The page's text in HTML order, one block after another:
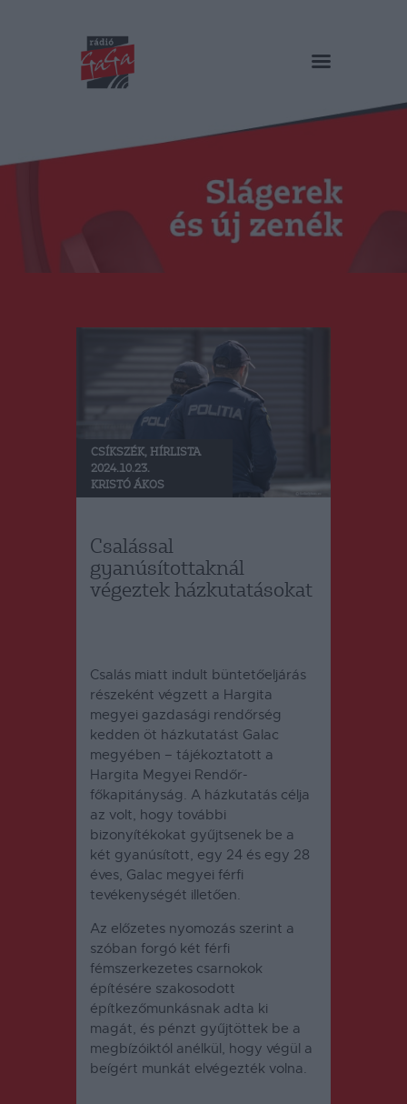
RÁDIÓ GAGA
Műsorok
Duma Duba
Podcast és videók
Stáb
CSÍKSZÉK, HÍRLISTA
2024.10.23.
KRISTÓ ÁKOS
Csalással
gyanúsítottaknál
végeztek házkutatásokat
Csalás miatt indult büntetőeljárás
részeként végzett a Hargita
megyei gazdasági rendőrség
kedden öt házkutatást Galac
megyében – tájékoztatott a
Hargita Megyei Rendőr-
főkapitányság. A házkutatás célja
az volt, hogy további
bizonyítékokat gyűjtsenek be a
két gyanúsított, egy 24 és egy 28
éves, Galac megyei férfi
tevékenységét illetően.
Az előzetes nyomozás szerint a
szóban forgó két férfi
fémszerkezetes csarnokok
építésére szakosodott
építkezőmunkásnak adta ki
magát, és pénzt gyűjtöttek be a
megbízóiktól anélkül, hogy végül a
beígért munkát elvégezték volna.